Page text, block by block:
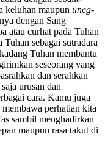
keluhan maupun uneg-
dengan Sang
atau curhat pada Tuhan
sebagai sutradara
Tuhan membantu
seseorang yang
dan serahkan
urusan dan
cara. Kamu juga
perhatian kita
sambil menghadirkan
maupun rasa takut di